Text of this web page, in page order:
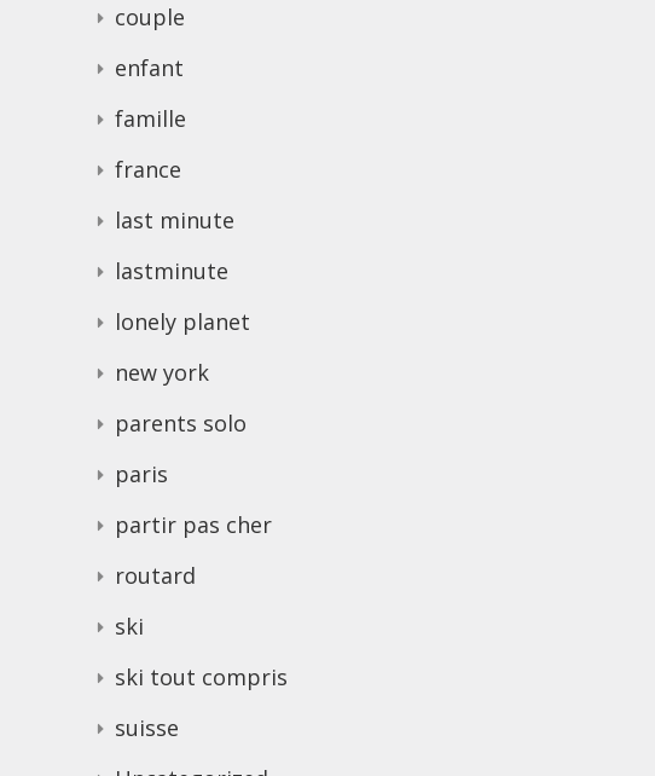
couple
enfant
famille
france
last minute
lastminute
lonely planet
new york
parents solo
paris
partir pas cher
routard
ski
ski tout compris
suisse